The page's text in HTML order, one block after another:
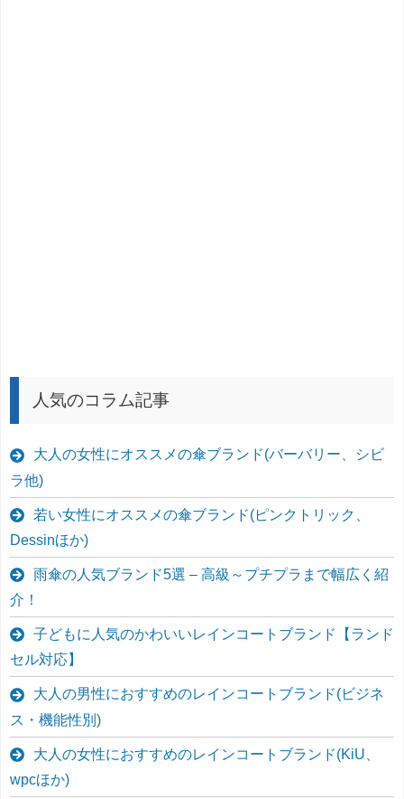
人気のコラム記事
大人の女性にオススメの傘ブランド(バーバリー、シビ
ラ他)
若い女性にオススメの傘ブランド(ピンクトリック、
Dessinほか)
雨傘の人気ブランド5選 – 高級～プチプラまで幅広く紹
介！
子どもに人気のかわいいレインコートブランド【ランド
セル対応】
大人の男性におすすめのレインコートブランド(ビジネ
ス・機能性別)
大人の女性におすすめのレインコートブランド(KiU、
wpcほか)